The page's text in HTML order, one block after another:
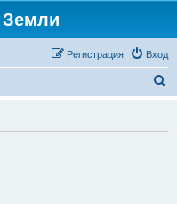
Земли
Вход
Регистрация